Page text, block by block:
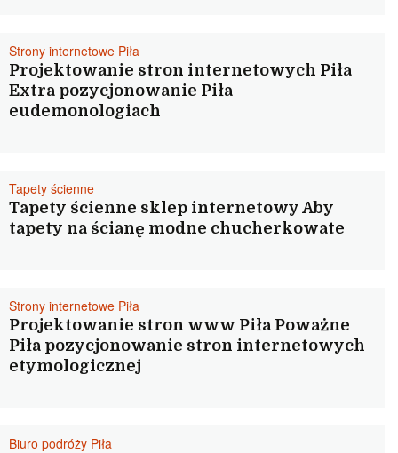
Strony internetowe Piła
Projektowanie stron internetowych Piła
Extra pozycjonowanie Piła
eudemonologiach
Tapety ścienne
Tapety ścienne sklep internetowy Aby
tapety na ścianę modne chucherkowate
Strony internetowe Piła
Projektowanie stron www Piła Poważne
Piła pozycjonowanie stron internetowych
etymologicznej
Biuro podróży Piła